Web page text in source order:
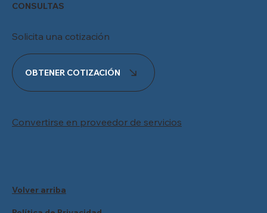
CONSULTAS
Solicita una cotización
OBTENER COTIZACIÓN
Convertirse en proveedor de servicios
Volver arriba